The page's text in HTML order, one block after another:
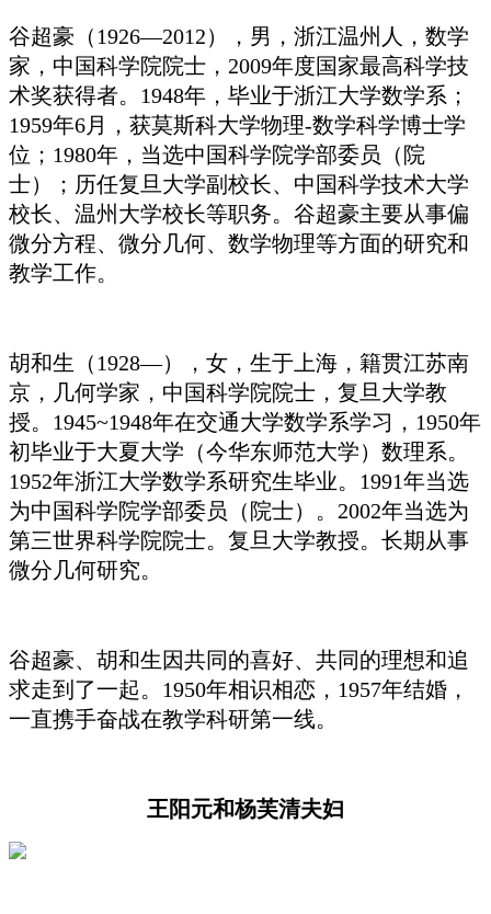
谷超豪（1926—2012），男，浙江温州人，数学
家，中国科学院院士，2009年度国家最高科学技
术奖获得者。1948年，毕业于浙江大学数学系；
1959年6月，获莫斯科大学物理-数学科学博士学
位；1980年，当选中国科学院学部委员（院
士）；历任复旦大学副校长、中国科学技术大学
校长、温州大学校长等职务。谷超豪主要从事偏
微分方程、微分几何、数学物理等方面的研究和
教学工作。
胡和生（1928—），女，生于上海，籍贯江苏南
京，几何学家，中国科学院院士，复旦大学教
授。1945~1948年在交通大学数学系学习，1950年
初毕业于大夏大学（今华东师范大学）数理系。
1952年浙江大学数学系研究生毕业。1991年当选
为中国科学院学部委员（院士）。2002年当选为
第三世界科学院院士。复旦大学教授。长期从事
微分几何研究。
谷超豪、胡和生因共同的喜好、共同的理想和追
求走到了一起。1950年相识相恋，1957年结婚，
一直携手奋战在教学科研第一线。
王阳元和杨芙清夫妇